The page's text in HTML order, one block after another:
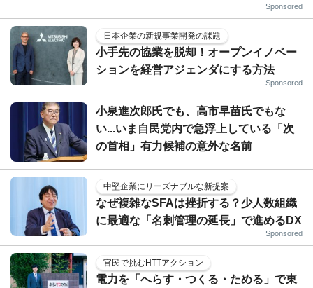
Sponsored
日本企業の新規事業開発の課題
小手先の協業を脱却！オープンイノベー
ションを経営アジェンダにする方法
Sponsored
小泉進次郎氏でも、高市早苗氏でもな
い...いま自民党内で急浮上している「次
の首相」有力候補の意外な名前
中堅企業にリーズナブルな新提案
なぜ複雑なSFAは挫折する？少人数組織
に最適な「名刺管理の延長」で進めるDX
Sponsored
官民で挑むHTTアクション
電力を「へらす・つくる・ためる」で東